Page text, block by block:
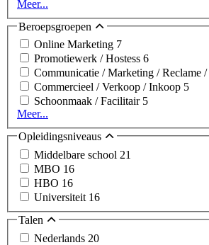
Meer...
Beroepsgroepen
Online Marketing 7
Promotiewerk / Hostess 6
Communicatie / Marketing / Reclame
Commercieel / Verkoop / Inkoop 5
Schoonmaak / Facilitair 5
Meer...
Opleidingsniveaus
Middelbare school 21
MBO 16
HBO 16
Universiteit 16
Talen
Nederlands 20